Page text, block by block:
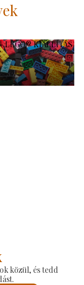
LEGO® KIÁLLÍTÁS
közül, és tedd